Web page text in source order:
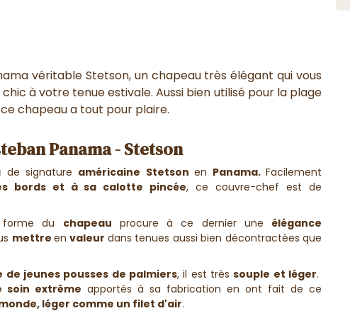
véritable Stetson, un chapeau très élégant qui vous
à votre tenue estivale. Aussi bien utilisé pour la plage
chapeau a tout pour plaire.
Panama - Stetson
de signature américaine Stetsonen Panama.Facilement
bords et à sa calotte pincée, ce couvre-chef est de
du chapeau procure à ce dernier une élégance
mettreen valeur dans tenues aussi bien décontractées que
de jeunes pousses de palmiers, il est trèssouple et léger.
soin extrême apportés à sa fabrication en ont fait de ce
léger comme un filet d'air.